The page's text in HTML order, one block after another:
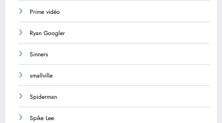
Prime vidéo
Ryan Googler
Sinners
smallville
Spiderman
Spike Lee